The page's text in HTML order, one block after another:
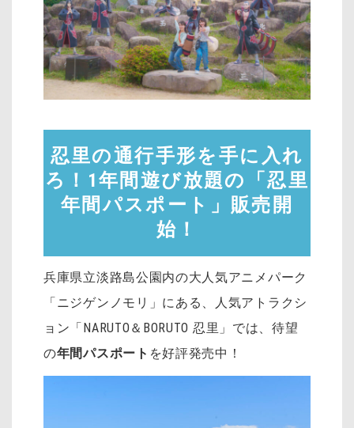
忍里の通行手形を手に入れ
ろ！1年間遊び放題の「忍里
年間パスポート」販売開
始！
兵庫県立淡路島公園内の大人気アニメパーク
「ニジゲンノモリ」にある、人気アトラクシ
ョン「NARUTO＆BORUTO 忍里」では、待望
の年間パスポート を好評発売中！